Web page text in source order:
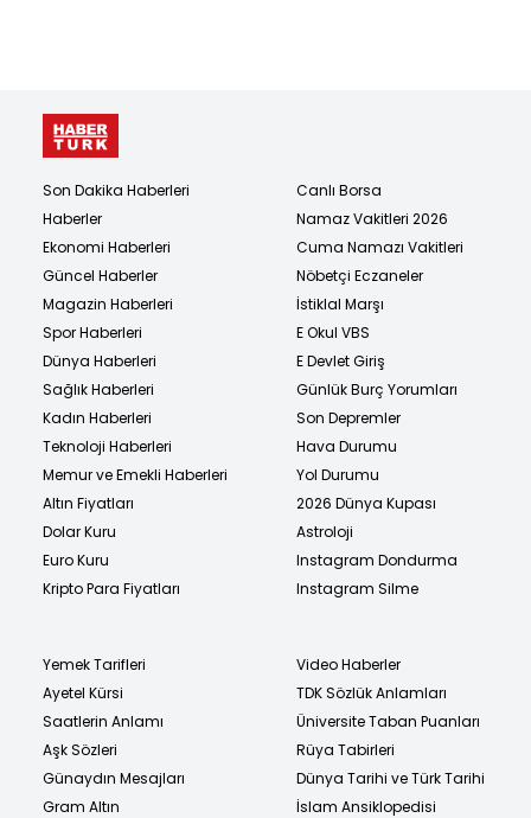
Son Dakika Haberleri
Haberler
Ekonomi Haberleri
Güncel Haberler
Magazin Haberleri
Spor Haberleri
Dünya Haberleri
Sağlık Haberleri
Kadın Haberleri
Teknoloji Haberleri
Memur ve Emekli Haberleri
Altın Fiyatları
Dolar Kuru
Euro Kuru
Kripto Para Fiyatları
Canlı Borsa
Namaz Vakitleri 2026
Cuma Namazı Vakitleri
Nöbetçi Eczaneler
İstiklal Marşı
E Okul VBS
E Devlet Giriş
Günlük Burç Yorumları
Son Depremler
Hava Durumu
Yol Durumu
2026 Dünya Kupası
Astroloji
Instagram Dondurma
Instagram Silme
Yemek Tarifleri
Ayetel Kürsi
Saatlerin Anlamı
Aşk Sözleri
Günaydın Mesajları
Gram Altın
Video Haberler
TDK Sözlük Anlamları
Üniversite Taban Puanları
Rüya Tabirleri
Dünya Tarihi ve Türk Tarihi
İslam Ansiklopedisi